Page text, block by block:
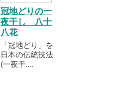
冠地どりの一
夜干し 八十
八花
「冠地どり」を
日本の伝統技法
(一夜干....